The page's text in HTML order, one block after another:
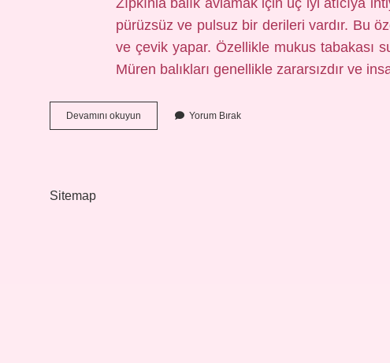
Zıpkınla balık avlamak için üç iyi atıcıya
pürüzsüz ve pulsuz bir derileri vardır. Bu
ve çevik yapar. Özellikle mukus tabakası
Müren balıkları genellikle zararsızdır ve
Devamını okuyun
Balığı
Yorum Bırak
Sitemap